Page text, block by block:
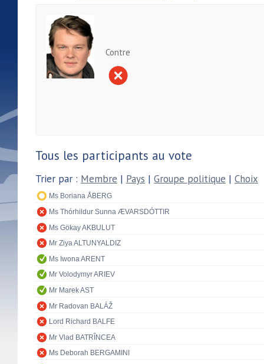
Contre
Tous les participants au vote
Trier par : Membre | Pays | Groupe politique | Choix
Ms Boriana ÅBERG
Ms Thórhildur Sunna ÆVARSDÓTTIR
Ms Gökay AKBULUT
Mr Ziya ALTUNYALDIZ
Ms Iwona ARENT
Mr Volodymyr ARIEV
Mr Marek AST
Mr Radovan BALÁŽ
Lord Richard BALFE
Mr Vlad BATRÎNCEA
Ms Deborah BERGAMINI